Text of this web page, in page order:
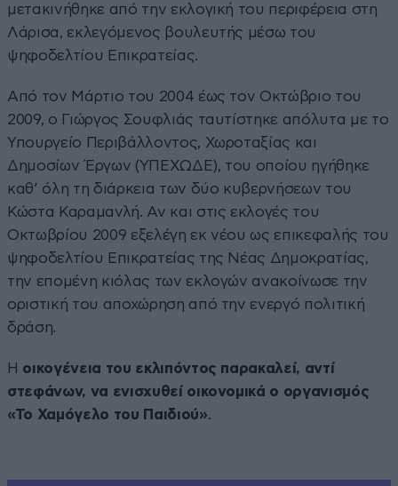
μετακινήθηκε από την εκλογική του περιφέρεια στη
Λάρισα, εκλεγόμενος βουλευτής μέσω του
ψηφοδελτίου Επικρατείας.
Από τον Μάρτιο του 2004 έως τον Οκτώβριο του
2009, ο Γιώργος Σουφλιάς ταυτίστηκε απόλυτα με το
Υπουργείο Περιβάλλοντος, Χωροταξίας και
Δημοσίων Έργων (ΥΠΕΧΩΔΕ), του οποίου ηγήθηκε
καθ’ όλη τη διάρκεια των δύο κυβερνήσεων του
Κώστα Καραμανλή. Αν και στις εκλογές του
Οκτωβρίου 2009 εξελέγη εκ νέου ως επικεφαλής του
ψηφοδελτίου Επικρατείας της Νέας Δημοκρατίας,
την επομένη κιόλας των εκλογών ανακοίνωσε την
οριστική του αποχώρηση από την ενεργό πολιτική
δράση.
Η οικογένεια του εκλιπόντος παρακαλεί, αντί
στεφάνων, να ενισχυθεί οικονομικά ο οργανισμός
«Το Χαμόγελο του Παιδιού».